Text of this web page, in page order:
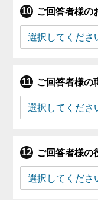
ご回答者様の
ご回答者様の
ご回答者様の